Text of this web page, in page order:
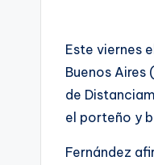
Este viernes
Buenos Aires
de
el porteño y
Fernández